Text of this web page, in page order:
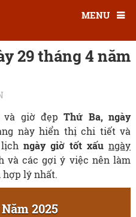
MENU
29 tháng 4 năm
và giờ đẹpThứ Ba, ngày
này hiển thị chi tiết và
lịchngày giờ tốt xấu ngày
và các gợi ý việc nên làm
hợp lý nhất.
2025